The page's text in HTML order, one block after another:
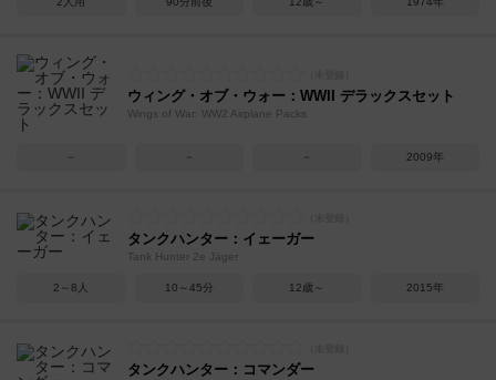
ウィング・オブ・ウォー：WWII デラックスセット
Wings of War: WW2 Airplane Packs
－ － － 2009年
タンクハンター：イェーガー
Tank Hunter 2e Jäger
2～8人 10～45分 12歳～ 2015年
タンクハンター：コマンダー